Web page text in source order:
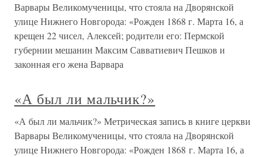
Варвары Великомученицы, что стояла на Дворянской
улице Нижнего Новгорода: «Рожден 1868 г. Марта 16, а
крещен 22 чисел, Алексей; родители его: Пермской
губернии мешанин Максим Савватиевич Пешков и
законная его жена Варвара
«А был ли мальчик?»
«А был ли мальчик?» Метрическая запись в книге церкви
Варвары Великомученицы, что стояла на Дворянской
улице Нижнего Новгорода: «Рожден 1868 г. Марта 16, а